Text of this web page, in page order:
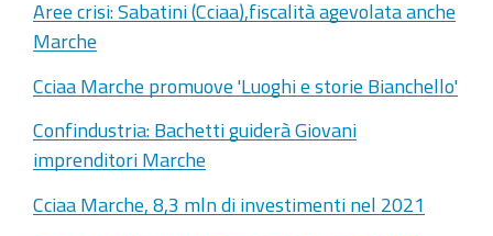
Aree crisi: Sabatini (Cciaa),fiscalità agevolata anche
Marche
Cciaa Marche promuove 'Luoghi e storie Bianchello'
Confindustria: Bachetti guiderà Giovani
imprenditori Marche
Cciaa Marche, 8,3 mln di investimenti nel 2021